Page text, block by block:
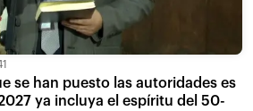
se han puesto las autoridades es
ya incluya el espíritu del 50-